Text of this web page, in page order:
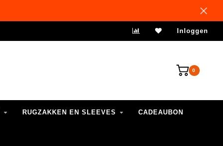
VERZENDING 1-3 WERKDAGEN
Inloggen
0
RUGZAKKEN EN SLEEVES CADEAUBON